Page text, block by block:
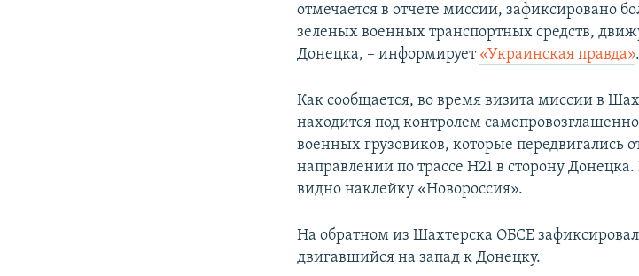
отмечается в отчете миссии, зафиксировано
зеленых военных транспортных средств,
Донецка, – информирует «Украинская правда».
Как сообщается, во время визита миссии в
находится под контролем
военных грузовиков, которые передвигались
направлении по трассе H21 в сторону
видно наклейку «Новороссия».
На обратном из Шахтерска ОБСЕ
двигавшийся на запад к Донецку.